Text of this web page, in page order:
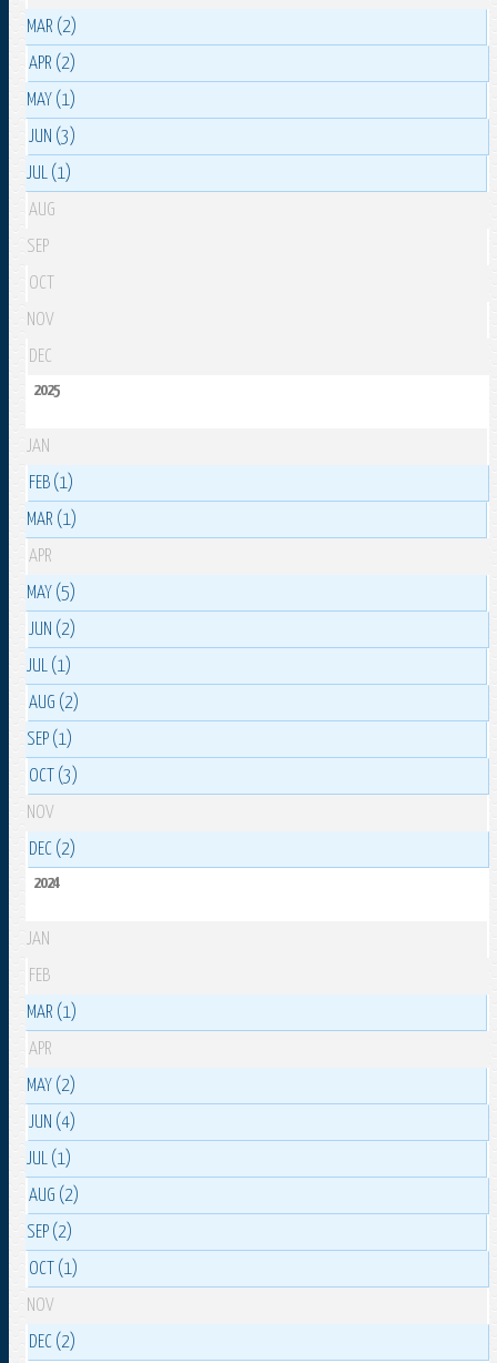
MAR (2)
APR (2)
MAY (1)
JUN (3)
JUL (1)
AUG
SEP
OCT
NOV
DEC
2025
JAN
FEB (1)
MAR (1)
APR
MAY (5)
JUN (2)
JUL (1)
AUG (2)
SEP (1)
OCT (3)
NOV
DEC (2)
2024
JAN
FEB
MAR (1)
APR
MAY (2)
JUN (4)
JUL (1)
AUG (2)
SEP (2)
OCT (1)
NOV
DEC (2)